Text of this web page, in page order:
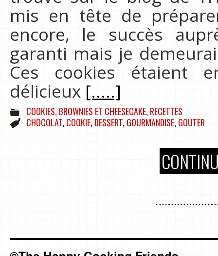
mis en tête de
encore, le succès
garanti mais je
Ces cookies étaient
délicieux [.....]
COOKIES, BROWNIES ET CHEESECAKE, RECETTES
CHOCOLAT, COOKIE, DESSERT, GOURMANDISE, GOUTER